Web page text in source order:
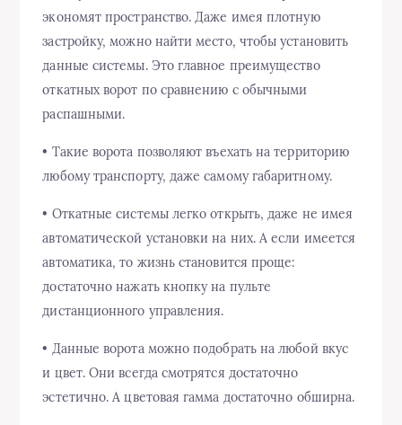
экономят пространство. Даже имея плотную
застройку, можно найти место, чтобы установить
данные системы. Это главное преимущество
откатных ворот по сравнению с обычными
распашными.
• Такие ворота позволяют въехать на территорию
любому транспорту, даже самому габаритному.
• Откатные системы легко открыть, даже не имея
автоматической установки на них. А если имеется
автоматика, то жизнь становится проще:
достаточно нажать кнопку на пульте
дистанционного управления.
• Данные ворота можно подобрать на любой вкус
и цвет. Они всегда смотрятся достаточно
эстетично. А цветовая гамма достаточно обширна.